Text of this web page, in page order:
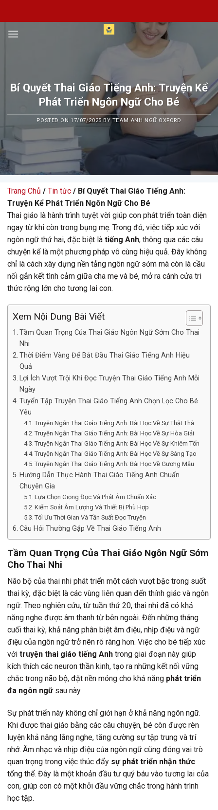
content
Bí Quyết Thai Giáo Tiếng Anh: Truyện Kể
Phát Triển Ngôn Ngữ Cho Bé
POSTED ON 17/07/2025 BY TEAM ANH NGỮ OXFORD
Trang Chủ / Tin tức / Bí Quyết Thai Giáo Tiếng Anh:
Truyện Kể Phát Triển Ngôn Ngữ Cho Bé
Thai giáo là hành trình tuyệt vời giúp con phát triển toàn diện
ngay từ khi còn trong bụng mẹ. Trong đó, việc tiếp xúc với
ngôn ngữ thứ hai, đặc biệt là tiếng Anh, thông qua các câu
chuyện kể là một phương pháp vô cùng hiệu quả. Đây không
chỉ là cách xây dựng nền tảng ngôn ngữ sớm mà còn là cầu
nối gắn kết tình cảm giữa cha mẹ và bé, mở ra cánh cửa tri
thức rộng lớn cho tương lai con.
Xem Nội Dung Bài Viết
Tầm Quan Trọng Của Thai Giáo Ngôn Ngữ Sớm Cho Thai
Nhi
Thời Điểm Vàng Để Bắt Đầu Thai Giáo Tiếng Anh Hiệu
Quả
Lợi Ích Vượt Trội Khi Đọc Truyện Thai Giáo Tiếng Anh Mỗi
Ngày
Tuyển Tập Truyện Thai Giáo Tiếng Anh Chọn Lọc Cho Bé
Yêu
Truyện Ngắn Thai Giáo Tiếng Anh: Bài Học Về Sự Thật Thà
Truyện Ngắn Thai Giáo Tiếng Anh: Bài Học Về Sự Hòa Giải
Truyện Ngắn Thai Giáo Tiếng Anh: Bài Học Về Sự Khiêm Tốn
Truyện Ngắn Thai Giáo Tiếng Anh: Bài Học Về Sự Sáng Tạo
Truyện Ngắn Thai Giáo Tiếng Anh: Bài Học Về Gương Mẫu
Hướng Dẫn Thực Hành Thai Giáo Tiếng Anh Chuẩn
Chuyên Gia
Lựa Chọn Giọng Đọc Và Phát Âm Chuẩn Xác
Kiểm Soát Âm Lượng Và Thiết Bị Phù Hợp
Tối Ưu Thời Gian Và Tần Suất Đọc Truyện
Câu Hỏi Thường Gặp Về Thai Giáo Tiếng Anh
Tầm Quan Trọng Của Thai Giáo Ngôn Ngữ Sớm
Cho Thai Nhi
Não bộ của thai nhi phát triển một cách vượt bậc trong suốt
thai kỳ, đặc biệt là các vùng liên quan đến thính giác và ngôn
ngữ. Theo nghiên cứu, từ tuần thứ 20, thai nhi đã có khả
năng nghe được âm thanh từ bên ngoài. Đến những tháng
cuối thai kỳ, khả năng phân biệt âm điệu, nhịp điệu và ngữ
điệu của ngôn ngữ trở nên rõ ràng hơn. Việc cho bé tiếp xúc
với truyện thai giáo tiếng Anh trong giai đoạn này giúp
kích thích các neuron thần kinh, tạo ra những kết nối vững
chắc trong não bộ, đặt nền móng cho khả năng phát triển
đa ngôn ngữsau này.
Sự phát triển này không chỉ giới hạn ở khả năng ngôn ngữ.
Khi được thai giáo bằng các câu chuyện, bé còn được rèn
luyện khả năng lắng nghe, tăng cường sự tập trung và trí
nhớ. Âm nhạc và nhịp điệu của ngôn ngữ cũng đóng vai trò
quan trọng trong việc thúc đẩy sự phát triển nhận thức
tổng thể. Đây là một khoản đầu tư quý báu vào tương lai của
con, giúp con có một khởi đầu vững chắc trong hành trình
học tập.